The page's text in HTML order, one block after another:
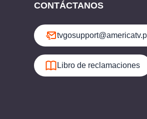
CONTÁCTANOS
Libro de reclamaciones